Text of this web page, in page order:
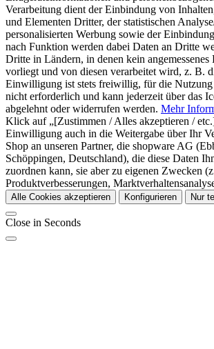
Verarbeitung dient der Einbindung von
und Elementen Dritter, der statistischen
personalisierten Werbung sowie der
nach Funktion werden dabei Daten an Dritte
Dritte in Ländern, in denen kein angemessenes
vorliegt und von diesen verarbeitet wird, z. B.
Einwilligung ist stets freiwillig, für die Nutzung
nicht erforderlich und kann jederzeit über das
abgelehnt oder widerrufen werden. Mehr
Klick auf „[Zustimmen / Alles akzeptieren /
Einwilligung auch in die Weitergabe über Ihr
Shop an unseren Partner, die shopware AG
Schöppingen, Deutschland), die diese Daten
zuordnen kann, sie aber zu eigenen Zwecken
Produktverbesserungen,
Alle Cookies akzeptieren Konfigurieren Nur
Close in Seconds